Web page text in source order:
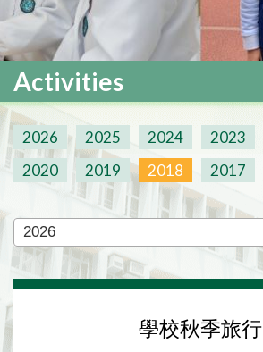
Activities
2026 2025 2024 2023
2020
2019 2018 2017
學校秋季旅行